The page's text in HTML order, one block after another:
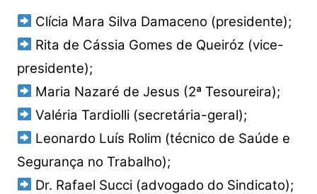
Clícia Mara Silva Damaceno (presidente);
Rita de Cássia Gomes de Queiróz (vice-
presidente);
Maria Nazaré de Jesus (2ª Tesoureira);
Valéria Tardiolli (secretária-geral);
Leonardo Luís Rolim (técnico de Saúde e
Segurança no Trabalho);
Dr. Rafael Succi (advogado do Sindicato);